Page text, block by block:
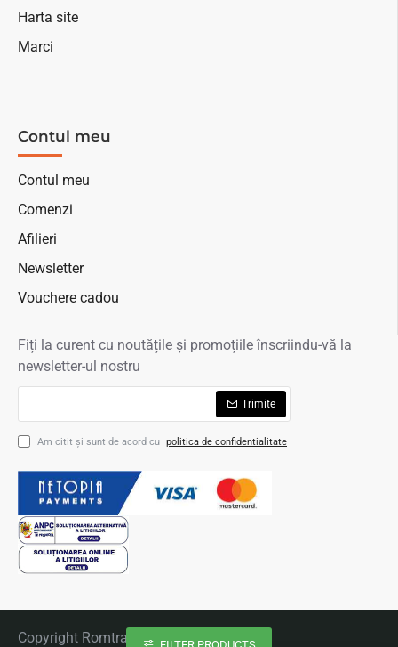
Harta site
Marci
Contul meu
Contul meu
Comenzi
Afilieri
Newsletter
Vouchere cadou
Fiți la curent cu noutățile și promoțiile înscriindu-vă la
newsletter-ul nostru
Trimite
Am citit şi sunt de acord cu politica de confidentialitate
Copyright Romtravel 2020